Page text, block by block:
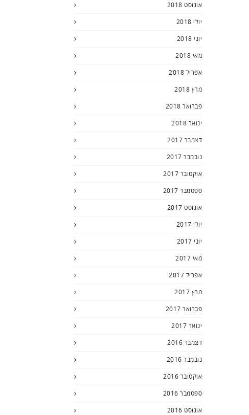
אוגוסט 2018
יולי 2018
יוני 2018
מאי 2018
אפריל 2018
מרץ 2018
פברואר 2018
ינואר 2018
דצמבר 2017
נובמבר 2017
אוקטובר 2017
ספטמבר 2017
אוגוסט 2017
יולי 2017
יוני 2017
מאי 2017
אפריל 2017
מרץ 2017
פברואר 2017
ינואר 2017
דצמבר 2016
נובמבר 2016
אוקטובר 2016
ספטמבר 2016
אוגוסט 2016